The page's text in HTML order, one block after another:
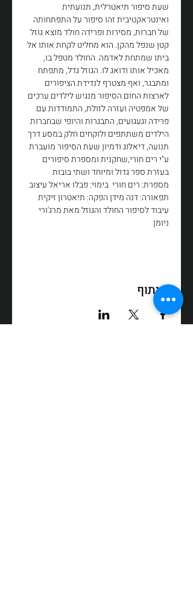
שעת סיפור תיאטרלית, תנועתית
ואינטראקטיבית זהו סיפור על התפתחותה
של חברות, מסירות ופרידה חולד מוצא גוזל
קטן שנפל מהקן. הוא מחליט לקחת אותו אל
ביתו שמתחת לאדמה. החולד מטפל בו,
מאכיל אותו ודואג לו. הגוזל גדל, מתפתח
ומתבגר, ואף מצטרף לנדידת הציפורים
לארצות החום הסיפור מנגיש לילדים ערכים
של אמפטיה ועזרה לזולת, התמודדות עם
פרידה וגעגועים, התבגרות והיופי שבחברות
הילדים משתתפים ולוקחים חלק במסע דרך
תנועה, דיאלוג ודמיון שעת הסיפור מועברת
ע"י רים חורי,שחקנית ומספרת סיפורים
בעזרת ספר גדול ומיוחד ושתי בובות
מספרת: רים חורי  בימוי: פבלו אריאל עיצוב
תפאורה: דנה מידן הפקה: תיאטרון זיקית
עיבוד לסיפור החולד והגוזל מאת מרג'ורי
ניומן
שיתוף